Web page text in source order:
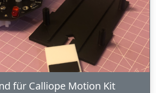
für Calliope Motion Kit